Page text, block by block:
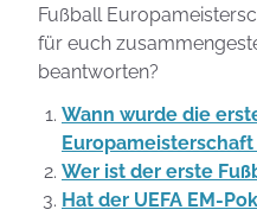
Fußball
für euch
beantworten?
Wann wurde die
Wer ist der erste
Hat der UEFA EM-